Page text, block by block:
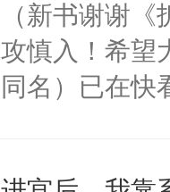
（新书谢谢
攻慎入！希望
同名）已在快